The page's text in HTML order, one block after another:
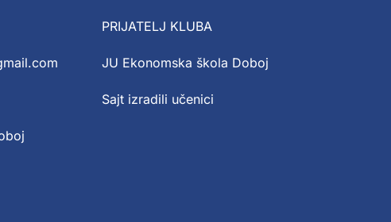
PRIJATELJ KLUBA
JU Ekonomska škola Doboj
Sajt izradili učenici